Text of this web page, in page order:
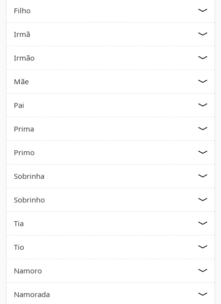
Filho
Irmã
Irmão
Mãe
Pai
Prima
Primo
Sobrinha
Sobrinho
Tia
Tio
Namoro
Namorada